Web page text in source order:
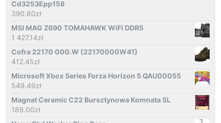
Cd3253Epp158
390.80zł
MSI MAG Z690 TOMAHAWK WiFi DDR5
1 427.14zł
Cofra 22170 000.W (22170000W41)
412.45zł
Microsoft Xbox Series Forza Horizon 5 QAU00055
549.49zł
Magnat Ceramic C22 Bursztynowa Komnata 5L
189.00zł